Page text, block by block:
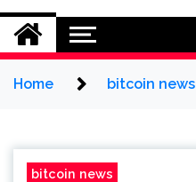
Home bitcoin news
bitcoin news